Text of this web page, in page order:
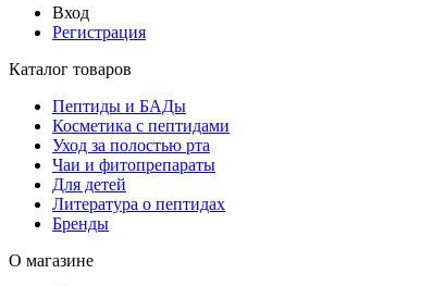
Вход
Регистрация
Каталог товаров
Пептиды и БАДы
Косметика с пептидами
Уход за полостью рта
Чаи и фитопрепараты
Для детей
Литература о пептидах
Бренды
О магазине